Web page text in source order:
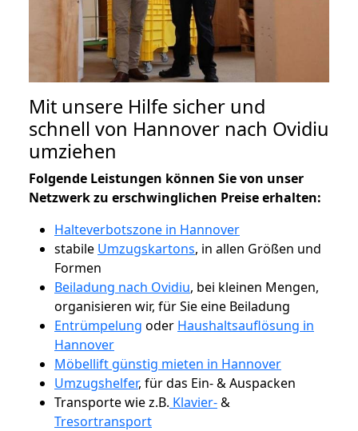
Mit unsere Hilfe sicher und
schnell von Hannover nach Ovidiu
umziehen
Folgende Leistungen können Sie von unser
Netzwerk zu erschwinglichen Preise erhalten:
Halteverbotszone in Hannover
stabile Umzugskartons, in allen Größen und
Formen
Beiladung nach Ovidiu, bei kleinen Mengen,
organisieren wir, für Sie eine Beiladung
Entrümpelung oder Haushaltsauflösung in
Hannover
Möbellift günstig mieten in Hannover
Umzugshelfer, für das Ein- & Auspacken
Transporte wie z.B. Klavier-&
Tresortransport